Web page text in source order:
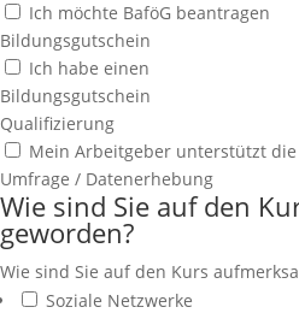
Ich möchte BaföG beantragen
Bildungsgutschein
Ich habe einen
Bildungsgutschein
Qualifizierung
Mein Arbeitgeber unterstützt
Umfrage / Datenerhebung
Wie sind Sie auf den
geworden?
Wie sind Sie auf den Kurs
Soziale Netzwerke